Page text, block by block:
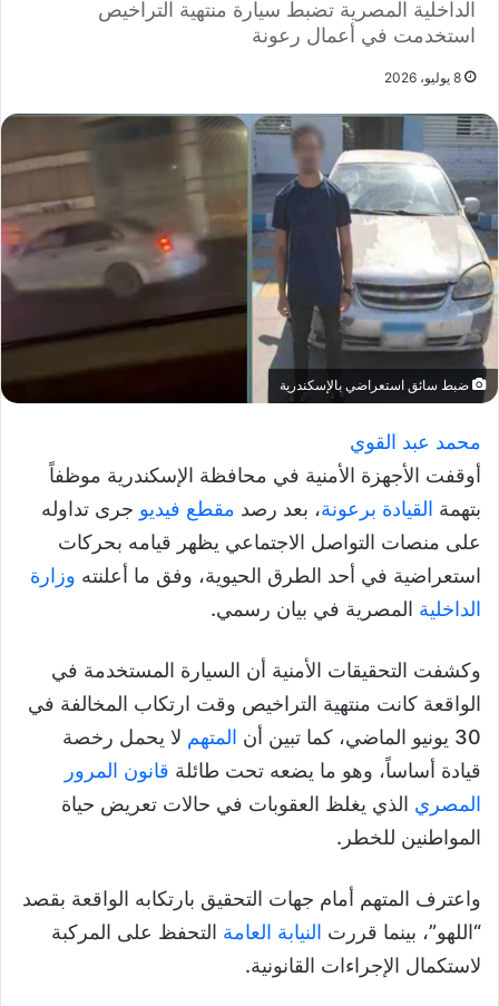
الداخلية المصرية تضبط سيارة منتهية التراخيص
استخدمت في أعمال رعونة
8 يوليو، 2026
ضبط سائق استعراضي بالإسكندرية
محمد عبد القوي
أوقفت الأجهزة الأمنية في محافظة الإسكندرية موظفاً
بتهمة القيادة برعونة، بعد رصد مقطع فيديو جرى تداوله
على منصات التواصل الاجتماعي يظهر قيامه بحركات
استعراضية في أحد الطرق الحيوية، وفق ما أعلنته وزارة
الداخلية المصرية في بيان رسمي.
وكشفت التحقيقات الأمنية أن السيارة المستخدمة في
الواقعة كانت منتهية التراخيص وقت ارتكاب المخالفة في
30 يونيو الماضي، كما تبين أن
المتهم لا يحمل رخصة
قيادة أساساً، وهو ما يضعه تحت طائلة قانون المرور
المصري الذي يغلظ العقوبات في حالات تعريض حياة
المواطنين للخطر.
واعترف المتهم أمام جهات التحقيق بارتكابه الواقعة بقصد
“اللهو”، بينما قررت النيابة العامة التحفظ على المركبة
لاستكمال الإجراءات القانونية.